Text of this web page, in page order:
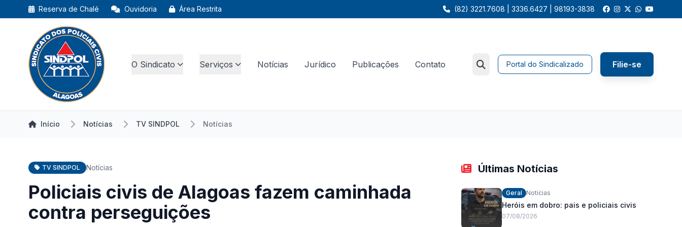
Reserva de Chalé Ouvidoria Área Restrita (82) 3221.7608 | 3336.6427 | 98193-3838
O Sindicato Serviços Notícias Jurídico Publicações Contato Portal do Sindicalizado Filie-se
Início Notícias TV SINDPOL Notícias
TV SINDPOL Notícias
Policiais civis de Alagoas fazem caminhada
contra perseguições
Últimas Notícias
Geral Notícias
Heróis em dobro: pais e policiais civis
07/08/2026